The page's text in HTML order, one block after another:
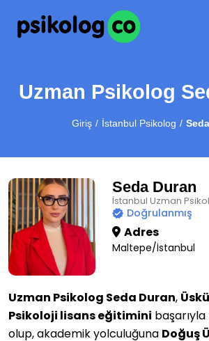
Uzman Psikolog
Giriş İstanbul Psikolog
Seda Duran
İstanbul Uzman
Doğrulanmış
Adres
Maltepe/İstanbul
Uzman Psikolog Seda Duran,
Psikoloji lisans eğitimini
olup, akademik yolculuğuna Doğuş